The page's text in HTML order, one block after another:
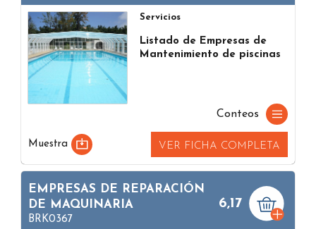
Servicios
Listado de Empresas de
Mantenimiento de piscinas
Conteos
Muestra VER FICHA COMPLETA
EMPRESAS DE REPARACIÓN
DE MAQUINARIA
BRK0367
6,17